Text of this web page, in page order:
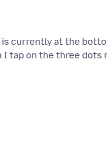
is currently at the
tap on the three dots